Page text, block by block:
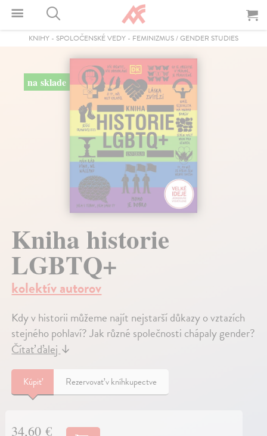
KNIHY - SPOLOČENSKÉ VEDY - FEMINIZMUS / GENDER STUDIES
na sklade
Kniha historie
LGBTQ+
kolektív autorov
Kdy v historii můžeme najít nejstarší důkazy o vztazích
stejného pohlaví? Jak různé společnosti chápaly gender?
Čítať ďalej ↓
Kúpiť Rezervovať v kníhkupectve
34,60 €